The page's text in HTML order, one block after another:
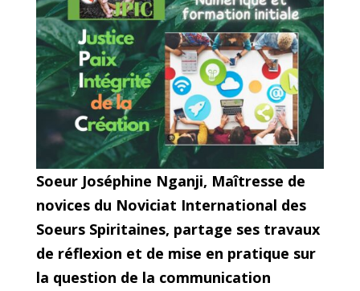
Soeur Joséphine Nganji, Maîtresse de
novices du Noviciat International des
Soeurs Spiritaines, partage ses travaux
de réflexion et de mise en pratique sur
la question de la communication